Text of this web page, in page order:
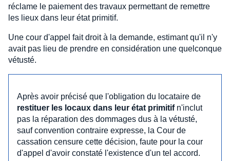
réclame le paiement des travaux permettant de remettre
les lieux dans leur état primitif.
Une cour d'appel fait droit à la demande, estimant qu'il n'y
avait pas lieu de prendre en considération une quelconque
vétusté.
Après avoir précisé que l'obligation du locataire de
restituer les locaux dans leur état primitifn'inclut
pas la réparation des dommages dus à la vétusté,
sauf convention contraire expresse, la Cour de
cassation censure cette décision, faute pour la cour
d'appel d'avoir constaté l'existence d'un tel accord.